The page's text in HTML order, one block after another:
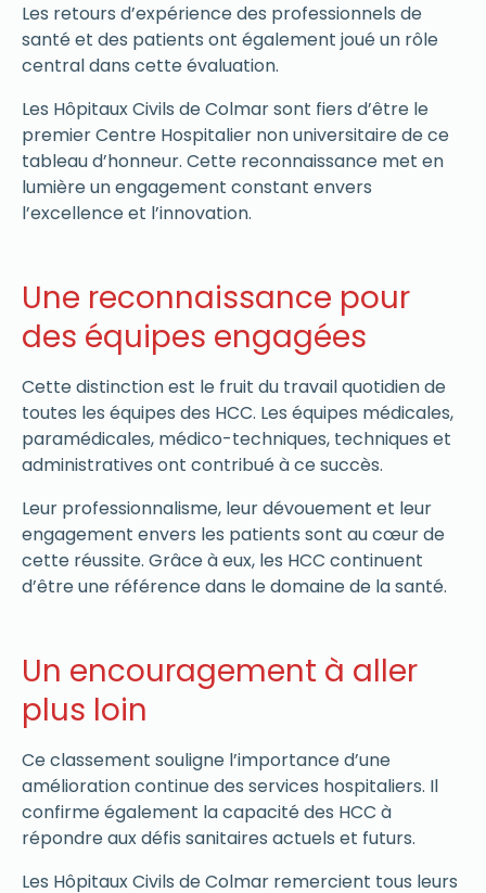
Les retours d’expérience des professionnels de
santé et des patients ont également joué un rôle
central dans cette évaluation.
Les Hôpitaux Civils de Colmar sont fiers d’être le
premier Centre Hospitalier non universitaire de ce
tableau d’honneur. Cette reconnaissance met en
lumière un engagement constant envers
l’excellence et l’innovation.
Une reconnaissance pour
des équipes engagées
Cette distinction est le fruit du travail quotidien de
toutes les équipes des HCC. Les équipes médicales,
paramédicales, médico-techniques, techniques et
administratives ont contribué à ce succès.
Leur professionnalisme, leur dévouement et leur
engagement envers les patients sont au cœur de
cette réussite. Grâce à eux, les HCC continuent
d’être une référence dans le domaine de la santé.
Un encouragement à aller
plus loin
Ce classement souligne l’importance d’une
amélioration continue des services hospitaliers. Il
confirme également la capacité des HCC à
répondre aux défis sanitaires actuels et futurs.
Les Hôpitaux Civils de Colmar remercient tous leurs